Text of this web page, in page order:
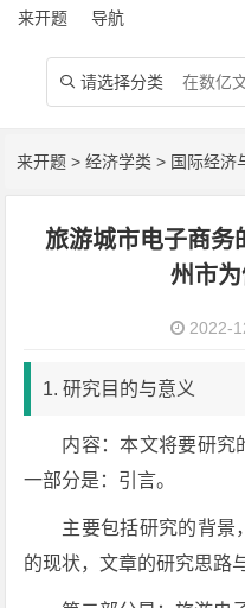
来开题 导航
 请选择分类
来开题 >经济学类 > 国际经济
旅游城市电子商务
州市
2022-
1. 研究目的与意义
内容：本文将要研究
一部分是：引言。
主要包括研究的背景
的现状，文章的研究思路